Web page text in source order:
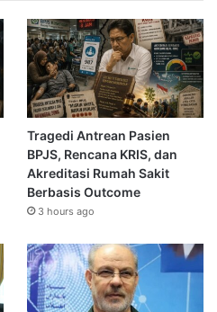
Tragedi Antrean Pasien
BPJS, Rencana KRIS, dan
Akreditasi Rumah Sakit
Berbasis Outcome
3 hours ago